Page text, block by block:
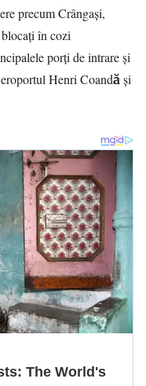
precum Crângași,
în cozi
porți de intrare și
Henri Coandă și